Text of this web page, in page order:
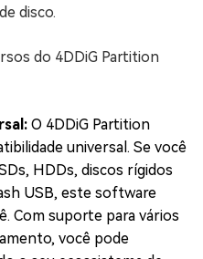
disco.
do 4DDiG Partition
O 4DDiG Partition
universal. Se você
HDDs, discos rígidos
USB, este software
Com suporte para vários
você pode